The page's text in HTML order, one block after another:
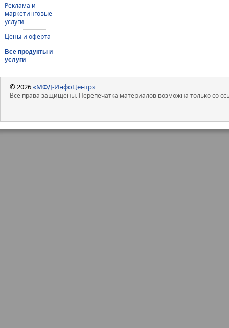
Реклама и
маркетинговые
услуги
Цены и оферта
Все продукты и
услуги
© 2026«МФД-ИнфоЦентр»
Все права защищены. Перепечатка материалов возможна только со